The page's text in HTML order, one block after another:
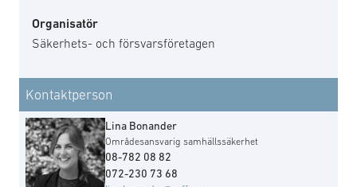
Organisatör
Säkerhets- och försvarsföretagen
Kontaktperson
Lina Bonander
Områdesansvarig samhällssäkerhet
08-782 08 82
072-230 73 68